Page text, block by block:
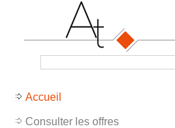
Accueil
Consulter les offres